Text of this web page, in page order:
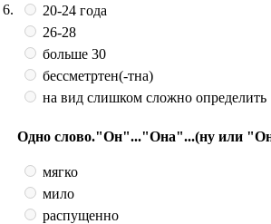
6.
20-24 года
26-28
больше 30
бессметртен(-тна)
на вид слишком сложно определить
Одно слово."Он"..."Она"...(ну или
мягко
мило
распущенно